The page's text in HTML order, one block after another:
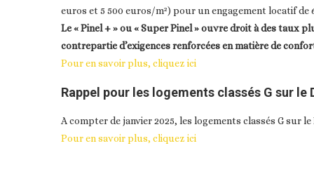
euros et 5 500 euros/m²) pour un engagement locatif de
Le « Pinel + » ou « Super Pinel » ouvre droit à des taux
contrepartie d’exigences renforcées en matière de
Pour en savoir plus, cliquez ici
Rappel pour les logements classés G sur le
A compter de janvier 2025, les logements classés G sur
Pour en savoir plus, cliquez ici